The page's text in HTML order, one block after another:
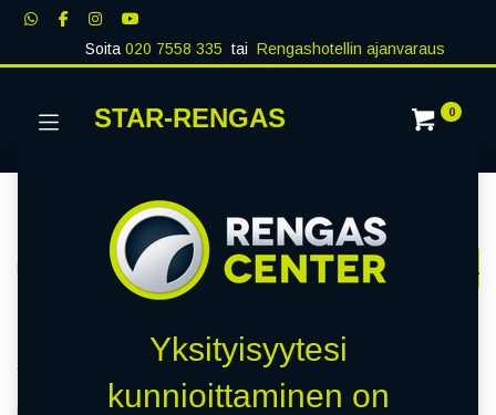
Soita020 7558 335 tai Rengashotellin ajanvaraus
STAR-RENGAS 0
Näytä kaikki
RENKAAT PAKETTIAUTO MUUT
1 kohteita löydetty.
Tyhjennä suodattimet
Yksityisyytesi
kunnioittaminen on